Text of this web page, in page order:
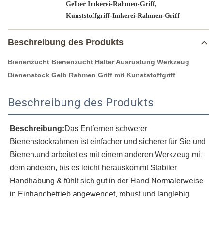
Gelber Imkerei-Rahmen-Griff,
Kunststoffgriff-Imkerei-Rahmen-Griff
Beschreibung des Produkts
Bienenzucht Bienenzucht Halter Ausrüstung Werkzeug
Bienenstock Gelb Rahmen Griff mit Kunststoffgriff
Beschreibung des Produkts
Beschreibung:Das Entfernen schwerer
Bienenstockrahmen ist einfacher und sicherer für Sie und
Bienen.und arbeitet es mit einem anderen Werkzeug mit
dem anderen, bis es leicht herauskommt Stabiler
Handhabung & fühlt sich gut in der Hand Normalerweise
in Einhandbetrieb angewendet, robust und langlebig